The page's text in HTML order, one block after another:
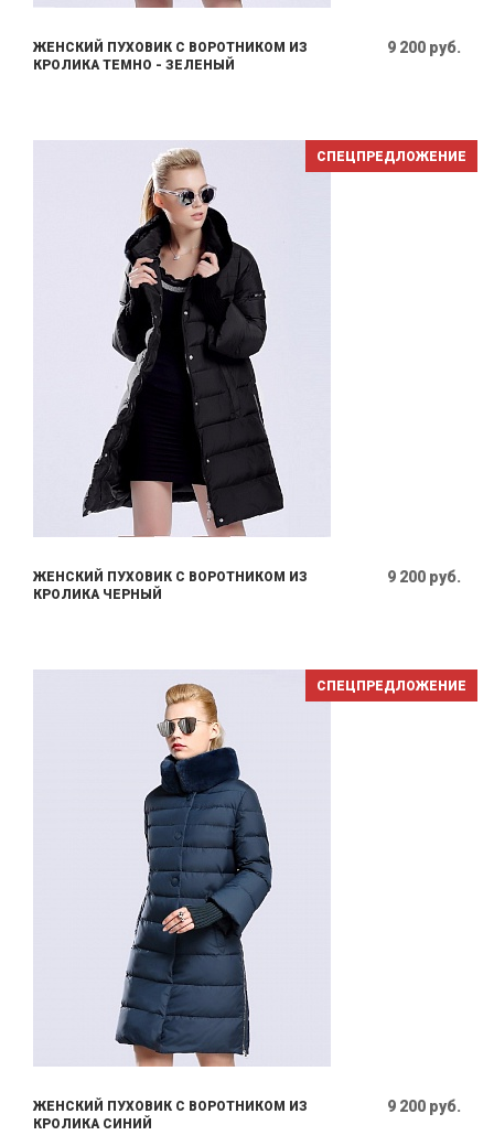
ЖЕНСКИЙ ПУХОВИК С ВОРОТНИКОМ ИЗ
КРОЛИКА ТЕМНО - ЗЕЛЕНЫЙ
9 200 руб.
СПЕЦПРЕДЛОЖЕНИЕ
ЖЕНСКИЙ ПУХОВИК С ВОРОТНИКОМ ИЗ
КРОЛИКА ЧЕРНЫЙ
9 200 руб.
СПЕЦПРЕДЛОЖЕНИЕ
ЖЕНСКИЙ ПУХОВИК С ВОРОТНИКОМ ИЗ
КРОЛИКА СИНИЙ
9 200 руб.